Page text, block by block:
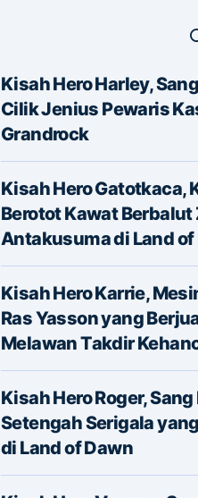
Kisah Hero Harley,
Cilik Jenius Pewaris
Grandrock
Kisah Hero Gatotkaca,
Berotot Kawat Berbalut
Antakusuma di Land of
Kisah Hero Karrie,
Ras Yasson yang
Melawan Takdir
Kisah Hero Roger,
Setengah Serigala
di Land of Dawn